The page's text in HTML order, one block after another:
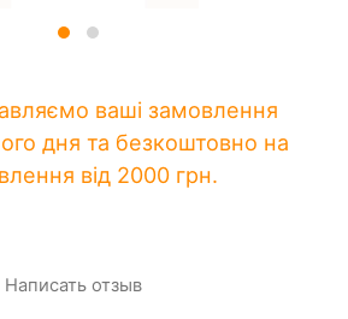
ваші замовлення
дня та безкоштовно на
від 2000 грн.
Написать отзыв